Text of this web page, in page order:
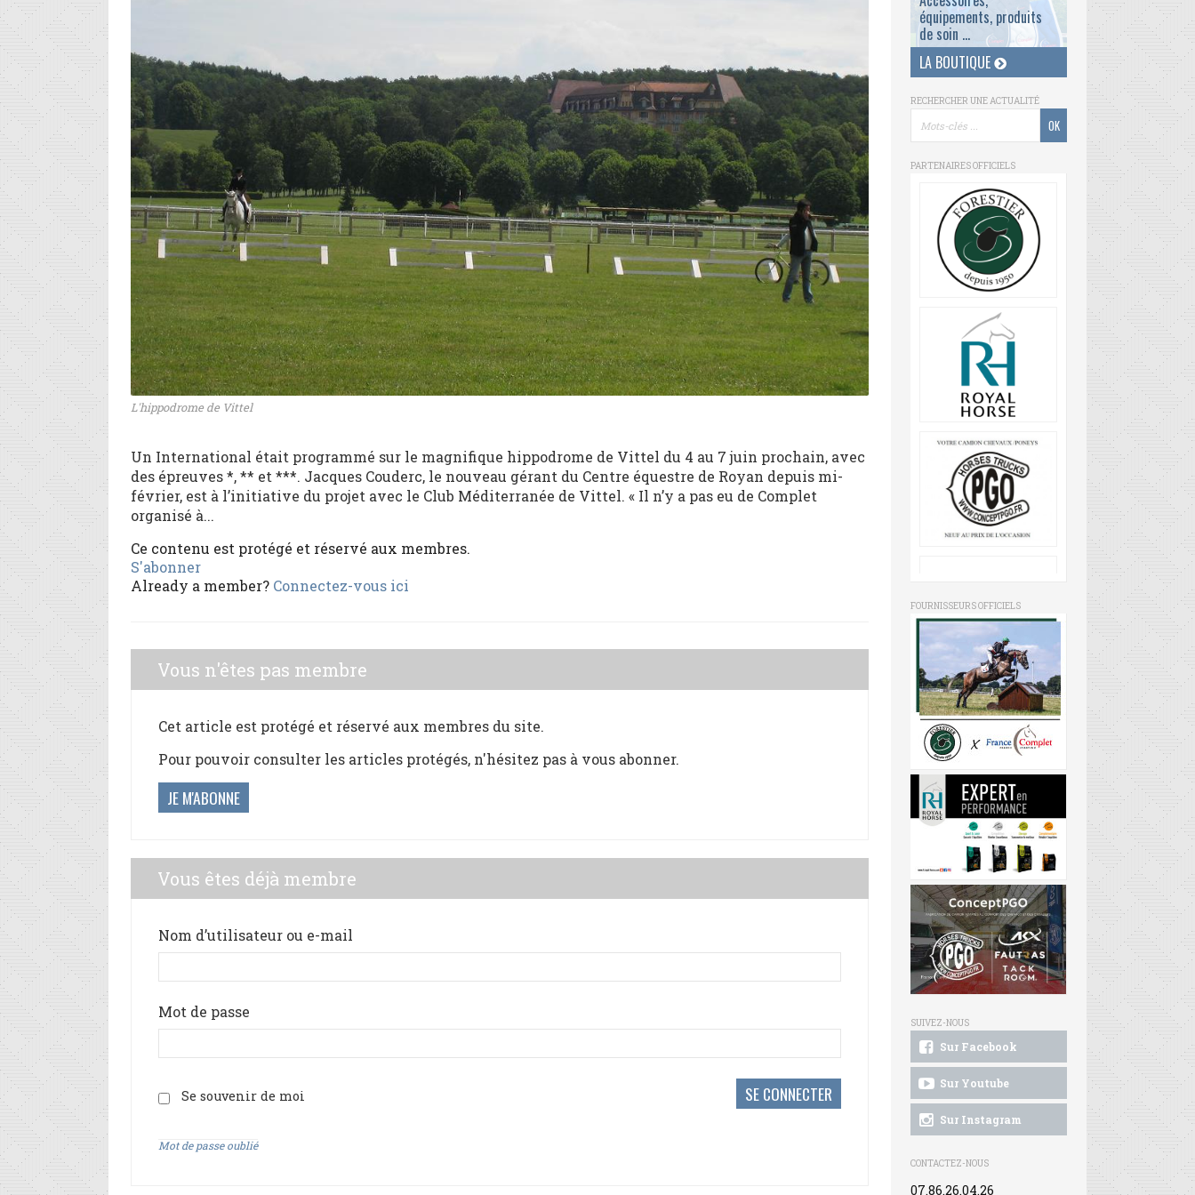
L'hippodrome de Vittel
Un International était programmé sur le magnifique hippodrome de Vittel du 4 au 7 juin prochain, avec
des épreuves *, ** et ***. Jacques Couderc, le nouveau gérant du Centre équestre de Royan depuis mi-
février, est à l’initiative du projet avec le Club Méditerranée de Vittel. « Il n’y a pas eu de Complet
organisé à...
Ce contenu est protégé et réservé aux membres.
S'abonner
Already a member? Connectez-vous ici
Vous n'êtes pas membre
Cet article est protégé et réservé aux membres du site.
Pour pouvoir consulter les articles protégés, n'hésitez pas à vous abonner.
JE M'ABONNE
Vous êtes déjà membre
Nom d’utilisateur ou e-mail
Mot de passe
Se souvenir de moi
Mot de passe oublié
équipements, produits
de soin ...
LA BOUTIQUE
RECHERCHER UNE ACTUALITÉ
PARTENAIRES OFFICIELS
FOURNISSEURS OFFICIELS
SUIVEZ-NOUS
Sur Facebook
Sur Youtube
Sur Instagram
CONTACTEZ-NOUS
07.86.26.04.26